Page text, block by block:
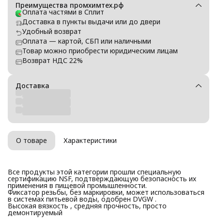
Преимущества промхимтех.рф
Оплата частями в Сплит
Доставка в пункты выдачи или до двери
Удобный возврат
Оплата — картой, СБП или наличными
Товар можно приобрести юридическим лицам
Возврат НДС 22%
Доставка
О товаре Характеристики
Все продукты этой категории прошли специальную
сертификацию NSF, подтверждающую безопасность их
применения в пищевой промышленности.
Фиксатор резьбы, без маркировки, может использоваться
в системах питьевой воды, одобрен DVGW .
Высокая вязкость , средняя прочность, просто
демонтируемый